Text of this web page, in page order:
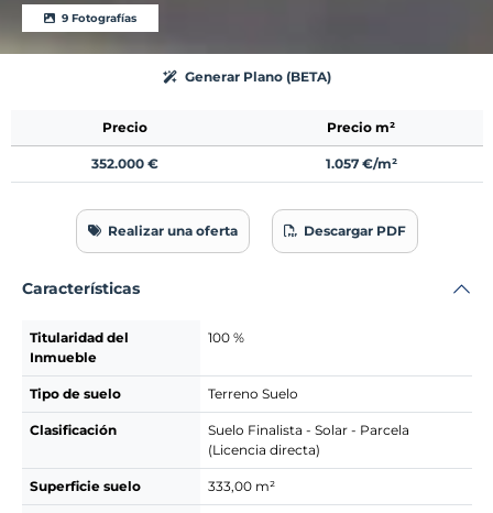
9 Fotografías
Generar Plano (BETA)
Precio Precio m²
352.000 € 1.057 €/m²
Realizar una oferta Descargar PDF
Características
Titularidad del
Inmueble
100 %
Tipo de suelo Terreno Suelo
Clasificación
Suelo Finalista - Solar - Parcela
(Licencia directa)
Superficie suelo 333,00 m²